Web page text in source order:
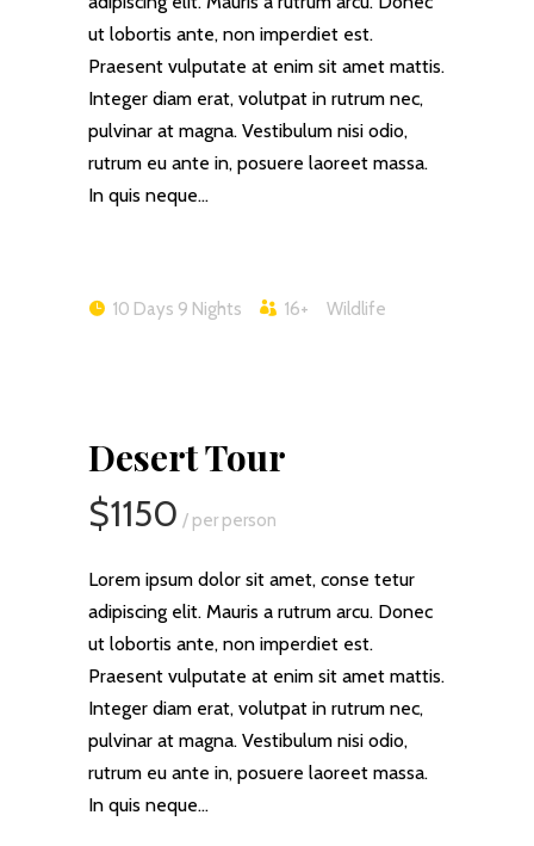
ut lobortis ante, non imperdiet est.
Praesent vulputate at enim sit amet mattis.
Integer diam erat, volutpat in rutrum nec,
pulvinar at magna. Vestibulum nisi odio,
rutrum eu ante in, posuere laoreet massa.
In quis neque…
10 Days 9 Nights 16+ Wildlife
Desert Tour
$1150 / per person
Lorem ipsum dolor sit amet, conse tetur
adipiscing elit. Mauris a rutrum arcu. Donec
ut lobortis ante, non imperdiet est.
Praesent vulputate at enim sit amet mattis.
Integer diam erat, volutpat in rutrum nec,
pulvinar at magna. Vestibulum nisi odio,
rutrum eu ante in, posuere laoreet massa.
In quis neque…